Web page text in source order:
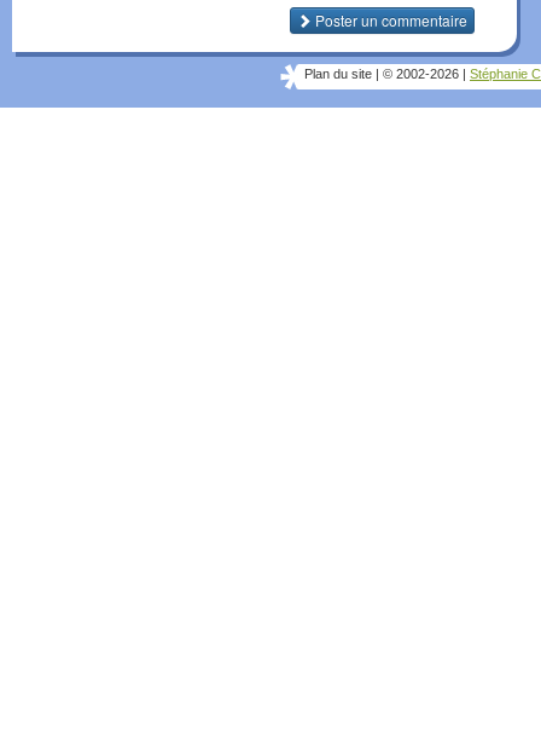
Poster un commentaire
Plan du site © 2002-2026 Stéphanie C